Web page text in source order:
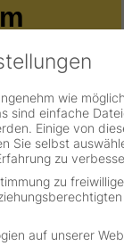
gemeinsame
als
weniger
wie
sind einfache
Einige von
Sie selbst
zu
zu
auf unserer